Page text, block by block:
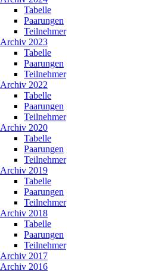
Tabelle
Paarungen
Teilnehmer
Archiv 2023
Tabelle
Paarungen
Teilnehmer
Archiv 2022
Tabelle
Paarungen
Teilnehmer
Archiv 2020
Tabelle
Paarungen
Teilnehmer
Archiv 2019
Tabelle
Paarungen
Teilnehmer
Archiv 2018
Tabelle
Paarungen
Teilnehmer
Archiv 2017
Archiv 2016